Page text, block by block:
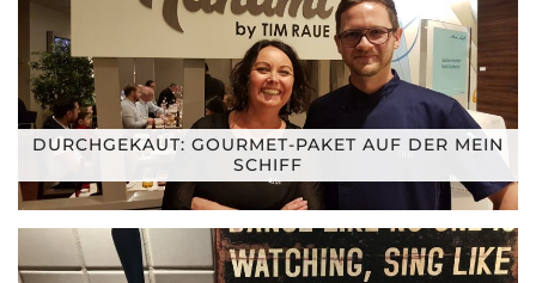
DURCHGEKAUT: GOURMET-PAKET AUF DER MEIN
SCHIFF